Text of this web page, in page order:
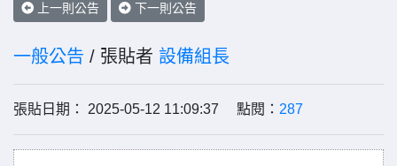
上一則公告 下一則公告
一般公告 / 張貼者 設備組長
張貼日期： 2025-05-12 11:09:37 點閱： 287